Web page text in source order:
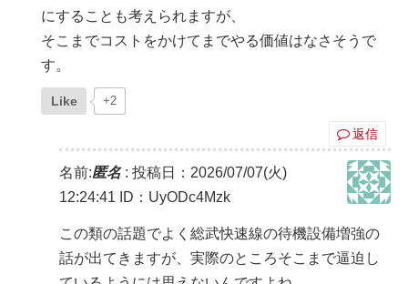
にすることも考えられますが、
そこまでコストをかけてまでやる価値はなさそうで
す。
Like +2
返信
名前:匿名: 投稿日：2026/07/07(火)
12:24:41
ID：UyODc4Mzk
この類の話題でよく総武快速線の待機設備増強の
話が出てきますが、実際のところそこまで逼迫し